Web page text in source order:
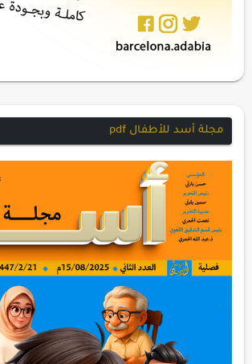
مجلة أسد للأطفال pdf